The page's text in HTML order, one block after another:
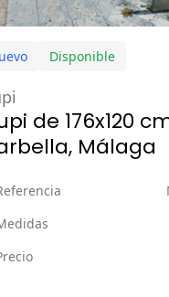
Disponible
de 176x120
Málaga